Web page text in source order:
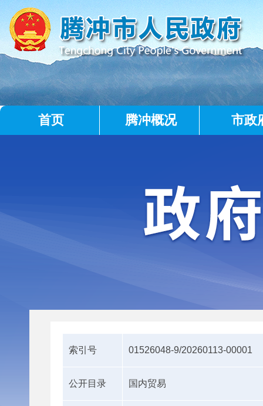
首页 腾冲概况 市政
索引号 01526048-9/20260113-00001
公开目录 国内贸易